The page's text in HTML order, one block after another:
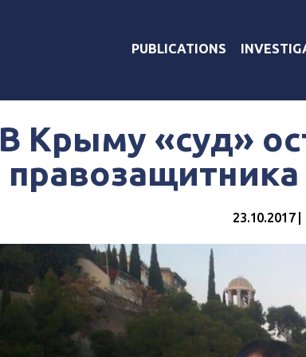
PUBLICATIONS
В Крыму «суд»
23.10.2017 |